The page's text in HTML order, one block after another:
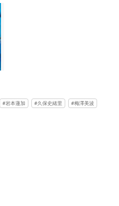
岩本蓮加 久保史緒里
梅澤美波